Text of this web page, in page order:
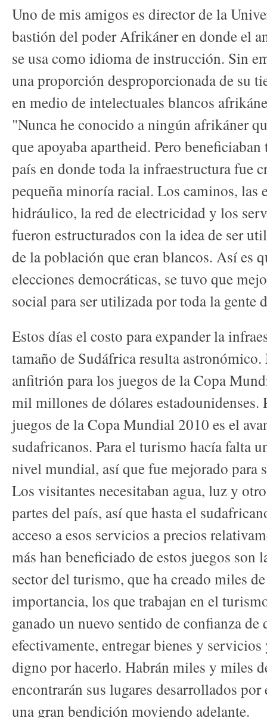
Uno de mis amigos es director de la
bastión del poder Afrikáner en donde el
se usa como idioma de instrucción. Sin
una proporción desproporcionada de su
en medio de intelectuales blancos
"Nunca he conocido a ningún afrikáner
que apoyaba apartheid. Pero
país en donde toda la infraestructura fue
pequeña minoría racial. Los caminos, las
hidráulico, la red de electricidad y los
fueron estructurados con la idea de ser
de la población que eran blancos. Así es
elecciones democráticas, se tuvo que
social para ser utilizada por toda la gente
Estos días el costo para expander la
tamaño de Sudáfrica resulta
anfitrión para los juegos de la Copa
mil millones de dólares
juegos de la Copa Mundial 2010 es el
sudafricanos. Para el turismo hacía falta
nivel mundial, así que fue mejorado para
Los visitantes necesitaban agua, luz y
partes del país, así que hasta el
acceso a esos servicios a precios
más han beneficiado de estos juegos son
sector del turismo, que ha creado miles
importancia, los que trabajan en el
ganado un nuevo sentido de confianza de
efectivamente, entregar bienes y
digno por hacerlo. Habrán miles y miles
encontrarán sus lugares desarrollados
una gran bendición moviendo adelante.